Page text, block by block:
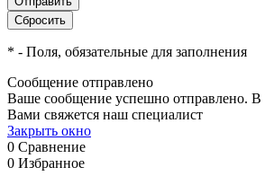
* - Поля, обязательные для заполнения
Сообщение отправлено
Ваше сообщение успешно отправлено.
Вами свяжется наш специалист
Закрыть окно
0 Сравнение
0 Избранное